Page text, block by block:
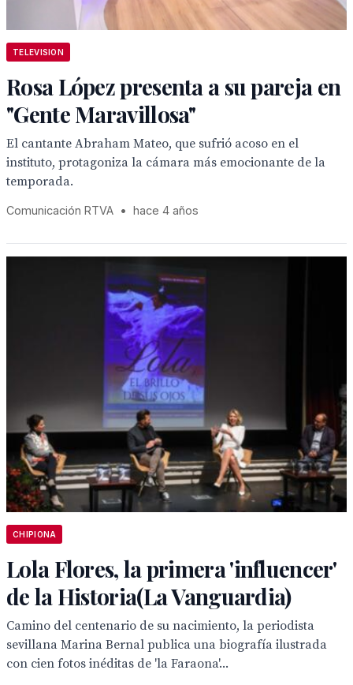
TELEVISION
Rosa López presenta a su pareja en
"Gente Maravillosa"
El cantante Abraham Mateo, que sufrió acoso en el
instituto, protagoniza la cámara más emocionante de la
temporada.
Comunicación RTVA • hace 4 años
CHIPIONA
Lola Flores, la primera 'influencer'
de la Historia(La Vanguardia)
Camino del centenario de su nacimiento, la periodista
sevillana Marina Bernal publica una biografía ilustrada
con cien fotos inéditas de 'la Faraona'...